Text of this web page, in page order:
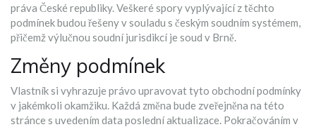
práva České republiky. Veškeré spory vyplývající z těchto
podmínek budou řešeny v souladu s českým soudním systémem,
přičemž výlučnou soudní jurisdikcí je soud v Brně.
Změny podmínek
Vlastník si vyhrazuje právo upravovat tyto obchodní podmínky
v jakémkoli okamžiku. Každá změna bude zveřejněna na této
stránce s uvedením data poslední aktualizace. Pokračováním v